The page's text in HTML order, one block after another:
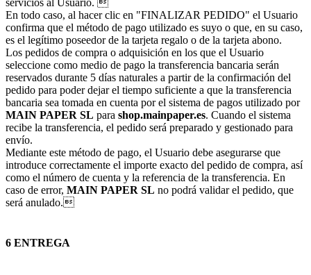
servicios al Usuario. 
En todo caso, al hacer clic en "FINALIZAR PEDIDO" el Usuario
confirma que el método de pago utilizado es suyo o que, en su caso,
es el legítimo poseedor de la tarjeta regalo o de la tarjeta abono.
Los pedidos de compra o adquisición en los que el Usuario
seleccione como medio de pago la transferencia bancaria serán
reservados durante 5 días naturales a partir de la confirmación del
pedido para poder dejar el tiempo suficiente a que la transferencia
bancaria sea tomada en cuenta por el sistema de pagos utilizado por
MAIN PAPER SL para shop.mainpaper.es. Cuando el sistema
recibe la transferencia, el pedido será preparado y gestionado para
envío.
Mediante este método de pago, el Usuario debe asegurarse que
introduce correctamente el importe exacto del pedido de compra, así
como el número de cuenta y la referencia de la transferencia. En
caso de error, MAIN PAPER SL no podrá validar el pedido, que
será anulado.
6 ENTREGA